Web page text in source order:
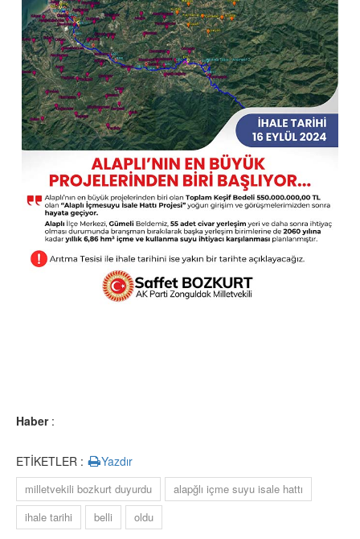
Haber:
ETİKETLER : Yazdır
milletvekili bozkurt duyurdu
alapğlı içme suyu isale hattı
ihale tarihi
belli oldu